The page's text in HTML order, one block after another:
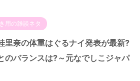
用の雑談ネタ
里奈の体重はぐるナイ発表が最新?
のバランスは?～元なでしこジャパ